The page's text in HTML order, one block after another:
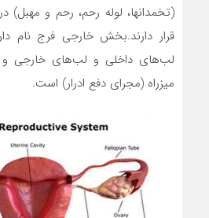
(تخمدانها، لوله رحم، رحم و
قرار دارند.بخش خارجی فرج نام
لب‌های داخلی و لب‌های خارجی
میزراه (مجرای دفع ادرار) است.